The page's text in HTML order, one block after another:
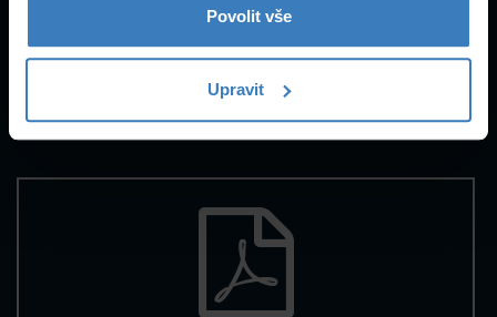
Povolit vše
Upravit
Datasheety